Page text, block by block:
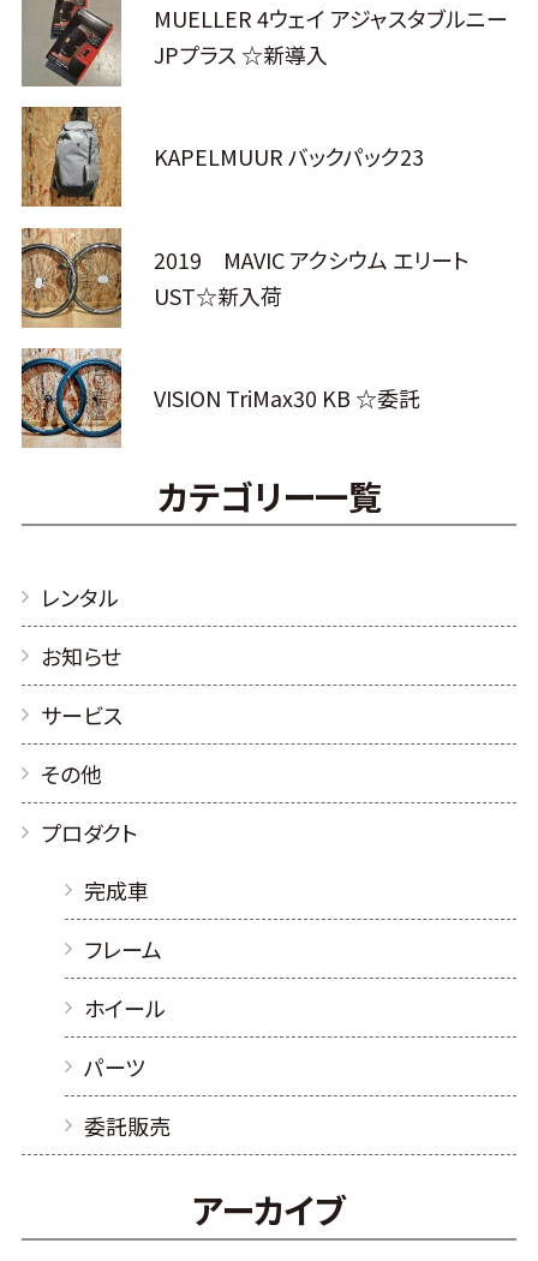
MUELLER 4ウェイ アジャスタブルニー
JPプラス ☆新導入
KAPELMUUR バックパック23
2019 MAVIC アクシウム エリート
UST☆新入荷
VISION TriMax30 KB ☆委託
カテゴリー一覧
レンタル
お知らせ
サービス
その他
プロダクト
完成車
フレーム
ホイール
パーツ
委託販売
アーカイブ